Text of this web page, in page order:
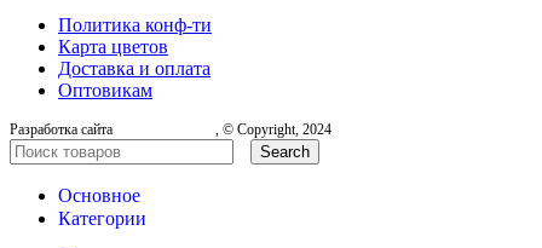
Политика конф-ти
Карта цветов
Доставка и оплата
Оптовикам
Разработка сайта , © Copyright, 2024
Search
Основное
Категории